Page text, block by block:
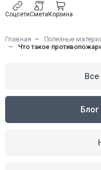
СоцсетиСметаКорзина
Главная Полезные
Что такое